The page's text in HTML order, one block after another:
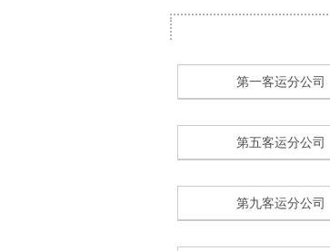
第一客运分公司
第五客运分公司
第九客运分公司